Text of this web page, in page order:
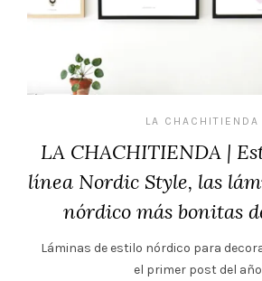
LA CHACHITIENDA
LA CHACHITIENDA |
línea Nordic Style, las
nórdico más bonitas
Láminas de estilo nórdico para
el primer post del